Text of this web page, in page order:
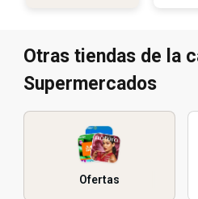
Otras tiendas de la
Supermercados
Ofertas